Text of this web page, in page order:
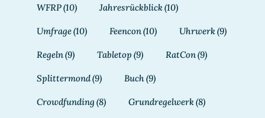
WFRP(10) Jahresrückblick(10)
Umfrage(10) Feencon(10) Uhrwerk(9)
Regeln(9) Tabletop (9) RatCon(9)
Splittermond(9) Buch(9)
Crowdfunding (8) Grundregelwerk(8)